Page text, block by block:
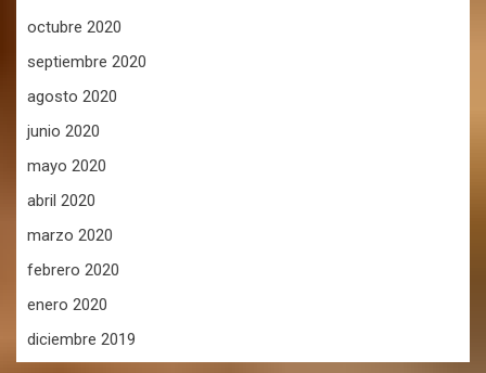
octubre 2020
septiembre 2020
agosto 2020
junio 2020
mayo 2020
abril 2020
marzo 2020
febrero 2020
enero 2020
diciembre 2019